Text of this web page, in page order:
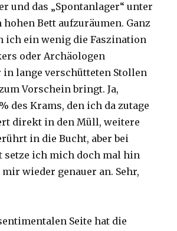
und das „Spontanlager“ unter
Bett aufzuräumen. Ganz
ich ein wenig die Faszination
oder Archäologen
in lange verschütteten Stollen
Vorschein bringt. Ja,
des Krams, den ich da zutage
direkt in den Müll, weitere
in die Bucht, aber bei
setze ich mich doch mal hin
mir wieder genauer an. Sehr,
Seite hat die